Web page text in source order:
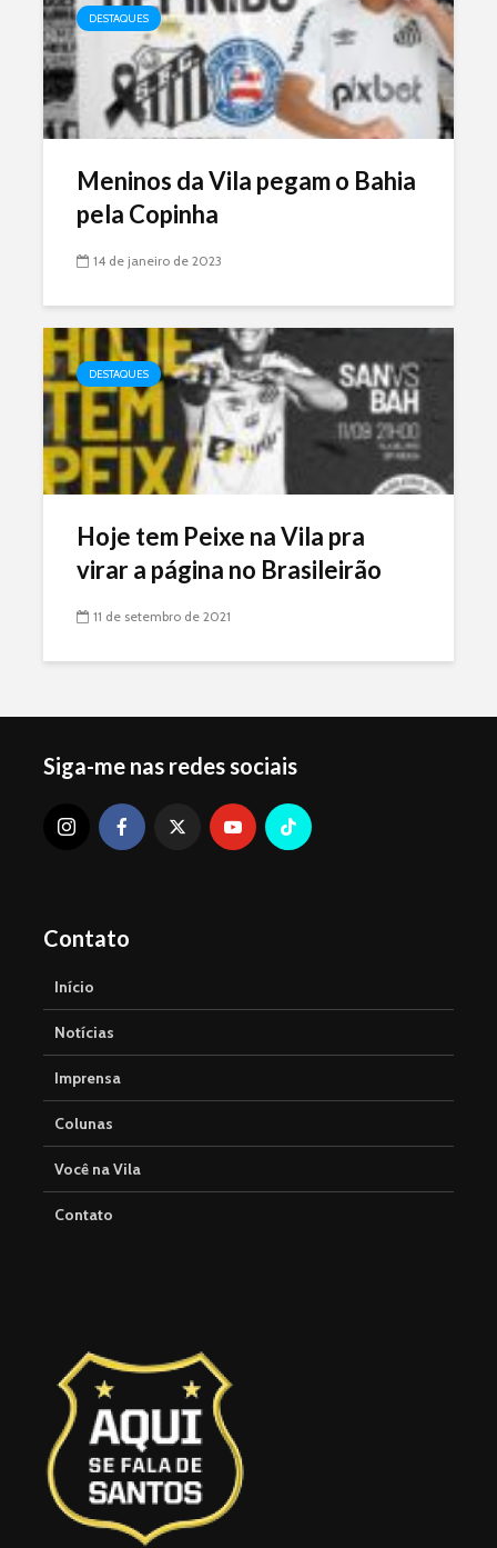
DESTAQUES
Meninos da Vila pegam o Bahia
pela Copinha
14 de janeiro de 2023
DESTAQUES
Hoje tem Peixe na Vila pra
virar a página no Brasileirão
11 de setembro de 2021
Siga-me nas redes sociais
Contato
Início
Notícias
Imprensa
Colunas
Você na Vila
Contato